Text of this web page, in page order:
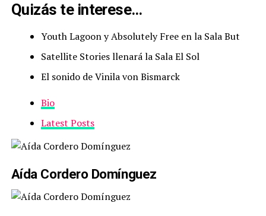
Quizás te interese…
Youth Lagoon y Absolutely Free en la Sala But
Satellite Stories llenará la Sala El Sol
El sonido de Vinila von Bismarck
Bio
Latest Posts
Aída Cordero Domínguez